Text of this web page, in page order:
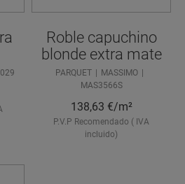
Roble capuchino
blonde extra mate
PARQUET
MASSIMO
MAS3566S
138,63 €/m²
P.V.P Recomendado ( IVA
incluido)